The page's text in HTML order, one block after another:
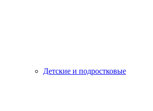
Детские и подростковые